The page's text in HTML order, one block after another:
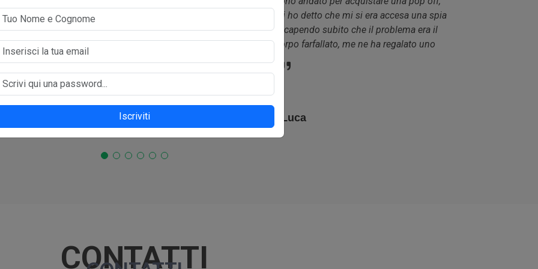
gli ho detto che mi si era accesa una spia
e, capendo subito che il problema era il
corpo farfallato, me ne ha regalato uno
Luca
distribuzione completa alla pia 595 pista
top
CONTATTI
Iscriviti